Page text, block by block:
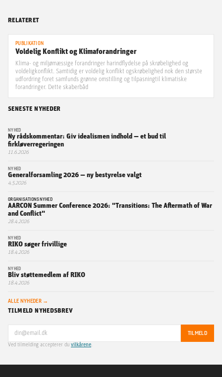
RELATERET
PUBLIKATION
Voldelig Konflikt og Klimaforandringer
Klima- og miljømæssige forandringer harindflydelse på skrøbelighed og
voldeligkonflikt. Samtidig er voldelig konflikt ogskrøbelighed nok den største
udfordring foret samfunds grønne omstilling og tilpasningtil klimatiske
forandringer. Dette skaberbåd
SENESTE NYHEDER
NYHED
Ny rådskommentar: Giv idealismen indhold — et bud til
firkløverregeringen
11.6.2026
NYHED
Generalforsamling 2026 — ny bestyrelse valgt
4.5.2026
ORGANISATIONSNYHED
AARCON Summer Conference 2026: "Transitions: The Aftermath of War
and Conflict"
28.4.2026
NYHED
RIKO søger frivillige
18.4.2026
NYHED
Bliv støttemedlem af RIKO
18.4.2026
ALLE NYHEDER →
TILMELD NYHEDSBREV
TILMELD
Ved tilmelding accepterer du vilkårene.